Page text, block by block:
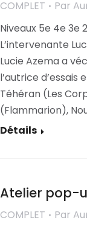
COMPLET Par
Niveaux 5e 4e 3e
L’intervenante
Lucie Azema a
l’autrice d’essais
Téhéran (Les
(Flammarion),
Détails
Atelier pop-
COMPLET Par